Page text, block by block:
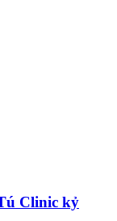
Clinic kỷ